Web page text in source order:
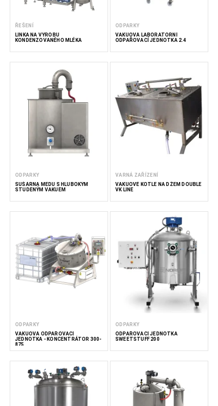
ŘEŠENÍ
LINKA NA VÝROBU
KONDENZOVANÉHO MLÉKA
ODPARKY
VAKUOVÁ LABORATORNÍ
ODPAŘOVACÍ JEDNOTKA 2.4
ODPARKY
SUŠÁRNA MEDU S HLUBOKÝM
STUDENÝM VAKUEM
VARNÁ ZAŘÍZENÍ
VAKUOVÉ KOTLE NA DŽEM DOUBLE
VK LINE
ODPARKY
VAKUOVÁ ODPAŘOVACÍ
JEDNOTKA - KONCENTRÁTOR 300-
875
ODPARKY
ODPAŘOVACÍ JEDNOTKA
SWEETSTUFF 200